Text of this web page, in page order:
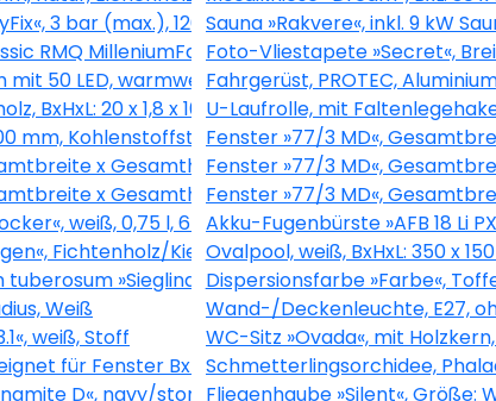
3 bar (max.), 1200 WSauna »Rakvere«, inkl. 9 kW
RMQ MilleniumFalcon«, Breite 368 cm, inkl.
Foto-Vliestapete »Secret«,
mit 50 LED, warmweißFahrgerüst, PROTEC,
BxHxL: 20 x 1,8 x 100 cmU-Laufrolle, mit
mm, Kohlenstoffstahl (HCS)Fenster »77/3 MD«,
x Gesamthöhe: 165 x 120 cm, Glassstärke:
Fenster »77/3 MD«,
x Gesamthöhe: 80 x 75 cm, Glassstärke:
Fenster »77/3 MD«,
weiß, 0,75 l, 6 m²Akku-Fugenbürste »AFB 18 Li
Fichtenholz/Kiefernholz, LxH: 90 x 180 cm
Ovalpool, weiß, BxHxL: 350 x
»Sieglinde«, 5 kgDispersionsfarbe »Farbe«,
Weiß
Wand-/Deckenleuchte, E27,
weiß, Stoff
WC-Sitz »Ovada«, mit
für Fenster BxH: 130 x140 cm, grau
Schmetterlingsorchidee,
D«, navy/stone, Baumwolle/Mikrofaser
Fliegenhaube »Silent«,